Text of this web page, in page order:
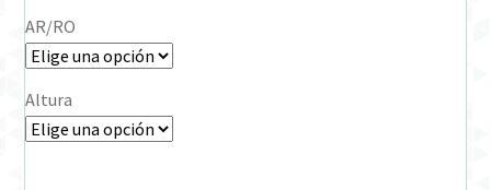
Verification Required
Welcome to DELTA Abutments | Tienda Online!
AR/RO
Altura